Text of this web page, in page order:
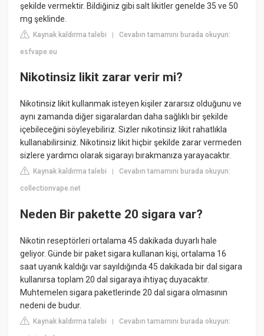
şekilde vermektir. Bildiğiniz gibi salt likitler genelde 35 ve 50
mg şeklinde.
Kaynak kaldırma talebi |Cevabın tamamını burada okuyun:
esfvape.eu
Nikotinsiz likit zarar verir mi?
Nikotinsiz likit kullanmak isteyen kişiler zararsız olduğunu ve
aynı zamanda diğer sigaralardan daha sağlıklı bir şekilde
içebileceğini söyleyebiliriz. Sizler nikotinsiz likit rahatlıkla
kullanabilirsiniz. Nikotinsiz likit hiçbir şekilde zarar vermeden
sizlere yardımcı olarak sigarayı bırakmanıza yarayacaktır.
Kaynak kaldırma talebi |Cevabın tamamını burada okuyun:
collectionvape.net
Neden Bir pakette 20 sigara var?
Nikotin reseptörleri ortalama 45 dakikada duyarlı hale
geliyor. Günde bir paket sigara kullanan kişi, ortalama 16
saat uyanık kaldığı var sayıldığında 45 dakikada bir dal sigara
kullanırsa toplam 20 dal sigaraya ihtiyaç duyacaktır.
Muhtemelen sigara paketlerinde 20 dal sigara olmasının
nedeni de budur.
Kaynak kaldırma talebi |Cevabın tamamını burada okuyun: